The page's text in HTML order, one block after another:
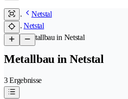
Netstal
Netstal
/Metallbau in Netstal
Metallbau in Netstal
3 Ergebnisse